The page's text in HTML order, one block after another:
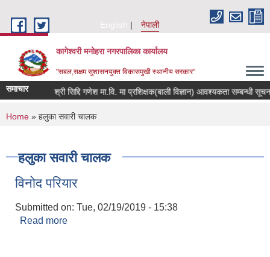
English
नेपाली
कागेश्वरी मनोहरा नगरपालिका कार्यालय
"सबल,सक्षम सुशासनयुक्त विकासमुखी स्थानीय सरकार"
समाचार श्री सिद्दि गणेश मा.वि. मा प्रशिक्षक(बाली विज्ञान) आवश्यकता सम्बन्धी सूचना
You are here
Home » हलुका सवारी चालक
हलुका सवारी चालक
विनोद परियार
Submitted on: Tue, 02/19/2019 - 15:38
Read more